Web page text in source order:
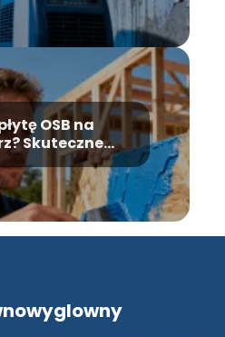
OSB na
Skuteczne
przed